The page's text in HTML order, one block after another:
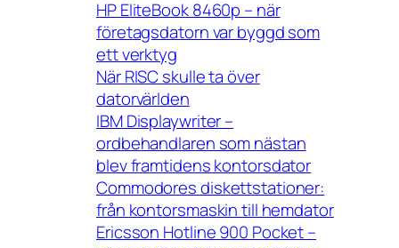
HP EliteBook 8460p – när
företagsdatorn var byggd som
ett verktyg
När RISC skulle ta över
datorvärlden
IBM Displaywriter –
ordbehandlaren som nästan
blev framtidens kontorsdator
Commodores diskettstationer:
från kontorsmaskin till hemdator
Ericsson Hotline 900 Pocket –